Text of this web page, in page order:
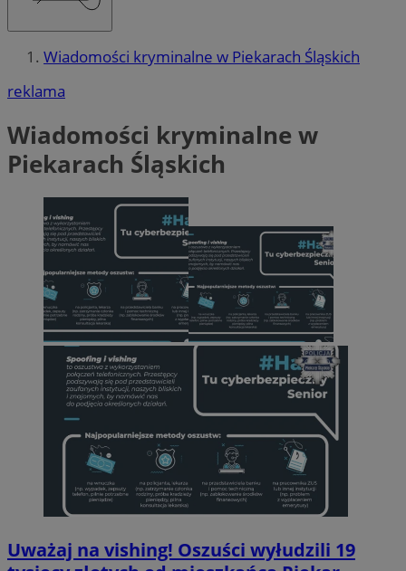
Wiadomości kryminalne w Piekarach Śląskich
reklama
Wiadomości kryminalne w
Piekarach Śląskich
Uważaj na vishing! Oszuści wyłudzili 19